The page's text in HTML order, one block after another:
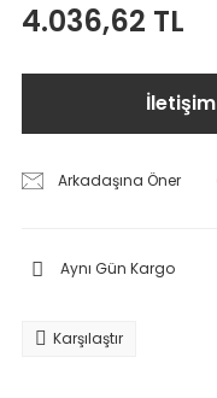
4.036,62 TL
İletişim
Arkadaşına Öner
Aynı Gün Kargo
Karşılaştır